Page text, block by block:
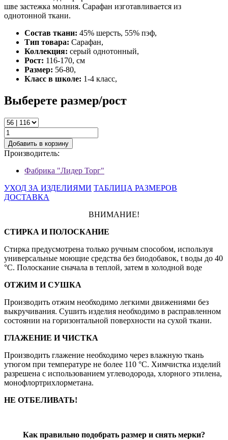
шве застежка молния. Сарафан изготавливается из
однотонной ткани.
Состав ткани: 45% шерсть, 55% пэф,
Тип товара: Сарафан,
Коллекция: серый однотонный,
Рост: 116-170, см
Размер: 56-80,
Класс в школе: 1-4 класс,
Выберете размер/рост
Добавить в корзину
Производитель:
Фабрика "Лидер Торг"
УХОД ЗА ИЗДЕЛИЯМИ ТАБЛИЦА РАЗМЕРОВ
ДОСТАВКА
ВНИМАНИЕ!
СТИРКА И ПОЛОСКАНИЕ
Стирка предусмотрена только ручным способом, используя
универсальные моющие средства без биодобавок, t воды до 40
°С. Полоскание сначала в теплой, затем в холодной воде
ОТЖИМ И СУШКА
Производить отжим необходимо легкими движениями без
выкручивания. Сушить изделия необходимо в расправленном
состоянии на горизонтальной поверхности на сухой ткани.
ГЛАЖЕНИЕ И ЧИСТКА
Производить глажение необходимо через влажную ткань
утюгом при температуре не более 110 °С. Химчистка изделий
разрешена с использованием углеводорода, хлорного этилена,
монофлортрихлорметана.
НЕ ОТБЕЛИВАТЬ!
Как правильно подобрать размер и снять мерки?